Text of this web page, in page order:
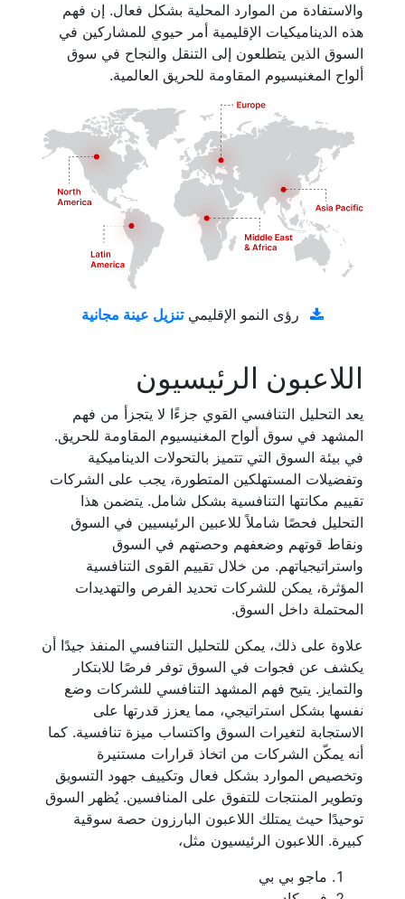
والاستفادة من الموارد المحلية بشكل فعال. إن فهم
هذه الديناميكيات الإقليمية أمر حيوي للمشاركين في
السوق الذين يتطلعون إلى التنقل والنجاح في سوق
ألواح المغنيسيوم المقاومة للحريق العالمية.
رؤى النمو الإقليمي
اللاعبون الرئيسيون
يعد التحليل التنافسي القوي جزءًا لا يتجزأ من فهم
المشهد في سوق ألواح المغنيسيوم المقاومة للحريق.
في بيئة السوق التي تتميز بالتحولات الديناميكية
وتفضيلات المستهلكين المتطورة، يجب على الشركات
تقييم مكانتها التنافسية بشكل شامل. يتضمن هذا
التحليل فحصًا شاملاً للاعبين الرئيسيين في السوق
ونقاط قوتهم وضعفهم وحصتهم في السوق
واستراتيجياتهم. من خلال تقييم القوى التنافسية
المؤثرة، يمكن للشركات تحديد الفرص والتهديدات
المحتملة داخل السوق.
علاوة على ذلك، يمكن للتحليل التنافسي المنفذ جيدًا أن
يكشف عن فجوات في السوق توفر فرصًا للابتكار
والتمايز. يتيح فهم المشهد التنافسي للشركات وضع
نفسها بشكل استراتيجي، مما يعزز قدرتها على
الاستجابة لتغيرات السوق واكتساب ميزة تنافسية. كما
أنه يمكّن الشركات من اتخاذ قرارات مستنيرة
وتخصيص الموارد بشكل فعال وتكييف جهود التسويق
وتطوير المنتجات للتفوق على المنافسين. يُظهر السوق
توحيدًا حيث يمتلك اللاعبون البارزون حصة سوقية
كبيرة. اللاعبون الرئيسيون مثل،
ماجو بي بي